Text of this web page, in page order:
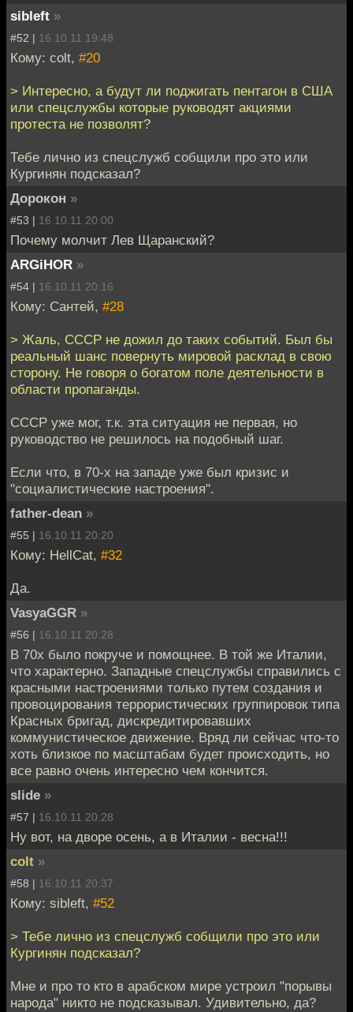
sibleft »
#52 | 16.10.11 19:48
Кому: colt, #20
> Интересно, а будут ли поджигать пентагон в США
или спецслужбы которые руководят акциями
протеста не позволят?
Тебе лично из спецслужб собщили про это или
Кургинян подсказал?
Дорокон »
#53 | 16.10.11 20:00
Почему молчит Лев Щаранский?
ARGiHOR »
#54 | 16.10.11 20:16
Кому: Сантей, #28
> Жаль, СССР не дожил до таких событий. Был бы
реальный шанс повернуть мировой расклад в свою
сторону. Не говоря о богатом поле деятельности в
области пропаганды.
СССР уже мог, т.к. эта ситуация не первая, но
руководство не решилось на подобный шаг.
Если что, в 70-х на западе уже был кризис и
"социалистические настроения".
father-dean »
#55 | 16.10.11 20:20
Кому: HellCat, #32
Да.
VasyaGGR »
#56 | 16.10.11 20:28
В 70х было покруче и помощнее. В той же Италии,
что характерно. Западные спецслужбы справились с
красными настроениями только путем создания и
провоцирования террористических группировок типа
Красных бригад, дискредитировавших
коммунистическое движение. Вряд ли сейчас что-то
хоть близкое по масштабам будет происходить, но
все равно очень интересно чем кончится.
slide »
#57 | 16.10.11 20:28
Ну вот, на дворе осень, а в Италии - весна!!!
colt »
#58 | 16.10.11 20:37
Кому: sibleft, #52
> Тебе лично из спецслужб собщили про это или
Кургинян подсказал?
Мне и про то кто в арабском мире устроил "порывы
народа" никто не подсказывал. Удивительно, да?